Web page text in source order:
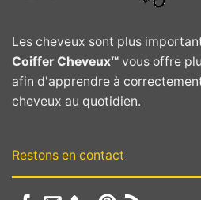
sur
la
page
du
Les cheveux sont plus
Coiffer Cheveux™ vous offre
afin d'apprendre à
cheveux au quotidien.
Restons en contact